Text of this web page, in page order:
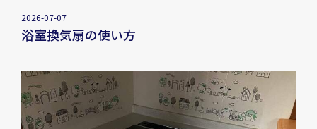
2026-07-07
浴室換気扇の使い方